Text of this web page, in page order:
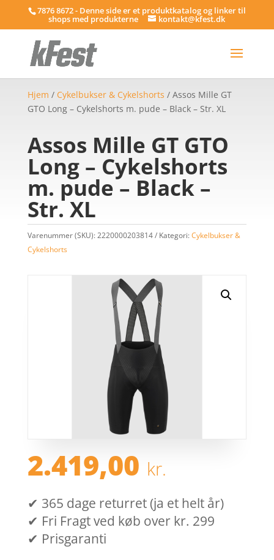
7876 8672 - Denne side er et produktkatalog og linker til
shops med produkterne kontakt@kfest.dk
Hjem / Cykelbukser & Cykelshorts / Assos Mille GT
GTO Long – Cykelshorts m. pude – Black – Str. XL
Assos Mille GT GTO
Long – Cykelshorts
m. pude – Black –
Str. XL
Varenummer (SKU):2220000203814 Kategori:Cykelbukser &
Cykelshorts
2.419,00 kr.
✔ 365 dage returret (ja et helt år)
✔ Fri Fragt ved køb over kr. 299
✔ Prisgaranti